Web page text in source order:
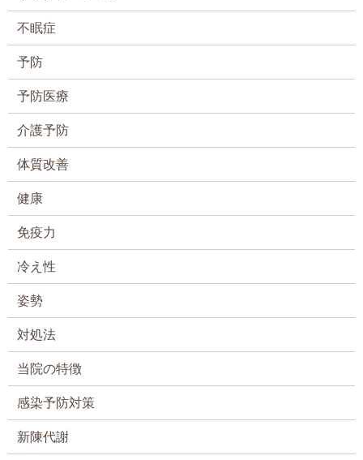
不眠症
予防
予防医療
介護予防
体質改善
健康
免疫力
冷え性
姿勢
対処法
当院の特徴
感染予防対策
新陳代謝